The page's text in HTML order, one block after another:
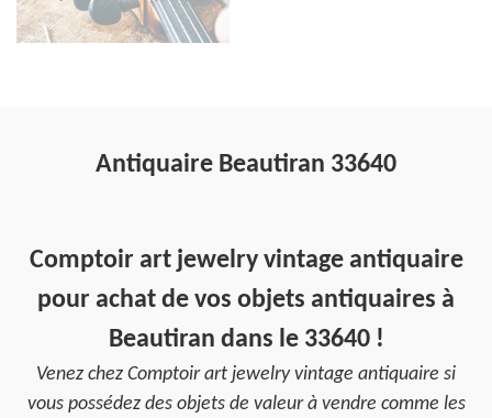
Antiquaire Beautiran 33640
Comptoir art jewelry vintage antiquaire
pour achat de vos objets antiquaires à
Beautiran dans le 33640 !
Venez chez Comptoir art jewelry vintage antiquaire si
vous possédez des objets de valeur à vendre comme les